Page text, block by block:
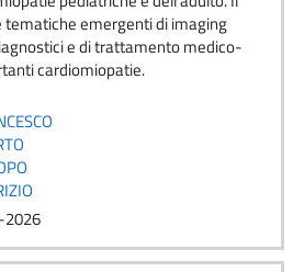
emergenti di imaging
e di trattamento medico-
cardiomiopatie.
2026